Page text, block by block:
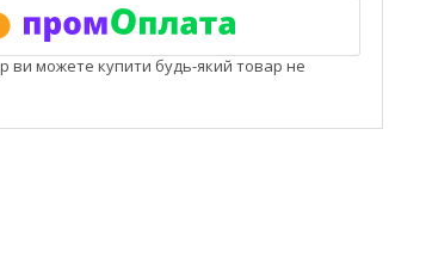
ви можете купити будь-який товар не